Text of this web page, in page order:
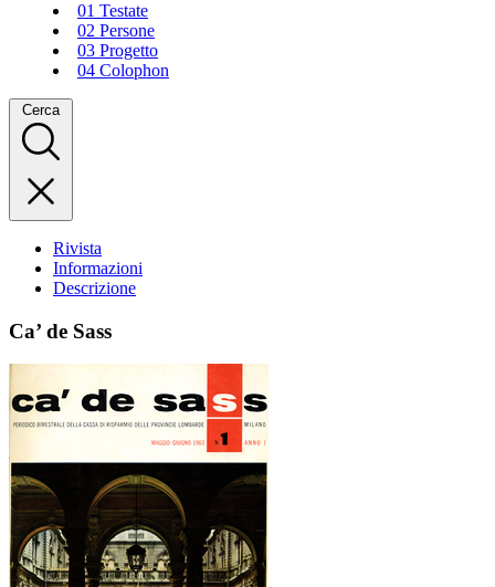
01 Testate
02 Persone
03 Progetto
04 Colophon
Cerca
Rivista
Informazioni
Descrizione
Ca’ de Sass